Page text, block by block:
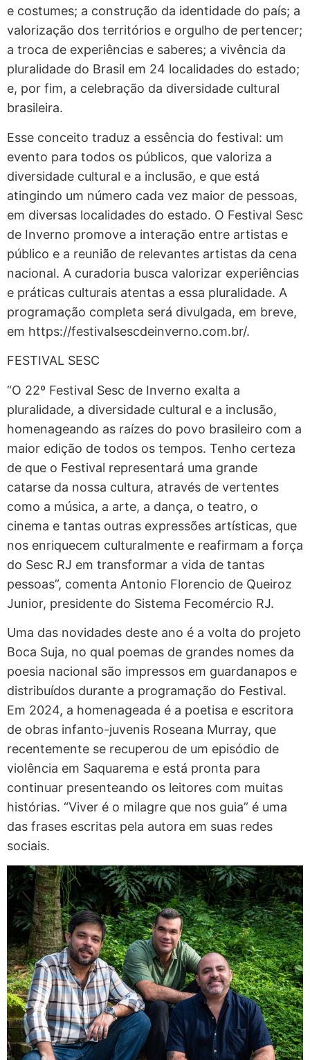
e costumes; a construção da identidade do país; a
valorização dos territórios e orgulho de pertencer;
a troca de experiências e saberes; a vivência da
pluralidade do Brasil em 24 localidades do estado;
e, por fim, a celebração da diversidade cultural
brasileira.
Esse conceito traduz a essência do festival: um
evento para todos os públicos, que valoriza a
diversidade cultural e a inclusão, e que está
atingindo um número cada vez maior de pessoas,
em diversas localidades do estado. O Festival Sesc
de Inverno promove a interação entre artistas e
público e a reunião de relevantes artistas da cena
nacional. A curadoria busca valorizar experiências
e práticas culturais atentas a essa pluralidade. A
programação completa será divulgada, em breve,
em https://festivalsescdeinverno.com.br/.
FESTIVAL SESC
“O 22º Festival Sesc de Inverno exalta a
pluralidade, a diversidade cultural e a inclusão,
homenageando as raízes do povo brasileiro com a
maior edição de todos os tempos. Tenho certeza
de que o Festival representará uma grande
catarse da nossa cultura, através de vertentes
como a música, a arte, a dança, o teatro, o
cinema e tantas outras expressões artísticas, que
nos enriquecem culturalmente e reafirmam a força
do Sesc RJ em transformar a vida de tantas
pessoas”, comenta Antonio Florencio de Queiroz
Junior, presidente do Sistema Fecomércio RJ.
Uma das novidades deste ano é a volta do projeto
Boca Suja, no qual poemas de grandes nomes da
poesia nacional são impressos em guardanapos e
distribuídos durante a programação do Festival.
Em 2024, a homenageada é a poetisa e escritora
de obras infanto-juvenis Roseana Murray, que
recentemente se recuperou de um episódio de
violência em Saquarema e está pronta para
continuar presenteando os leitores com muitas
histórias. “Viver é o milagre que nos guia” é uma
das frases escritas pela autora em suas redes
sociais.